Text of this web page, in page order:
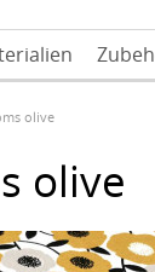
olive
olive